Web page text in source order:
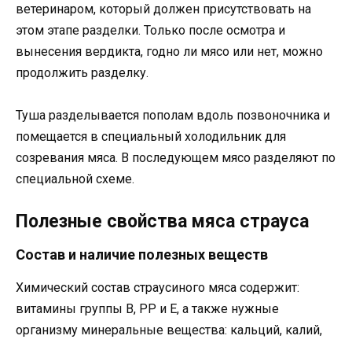
ветеринаром, который должен присутствовать на
этом этапе разделки. Только после осмотра и
вынесения вердикта, годно ли мясо или нет, можно
продолжить разделку.
Туша разделывается пополам вдоль позвоночника и
помещается в специальный холодильник для
созревания мяса. В последующем мясо разделяют по
специальной схеме.
Полезные свойства мяса страуса
Состав и наличие полезных веществ
Химический состав страусиного мяса содержит:
витамины группы В, РР и Е, а также нужные
организму минеральные вещества: кальций, калий,